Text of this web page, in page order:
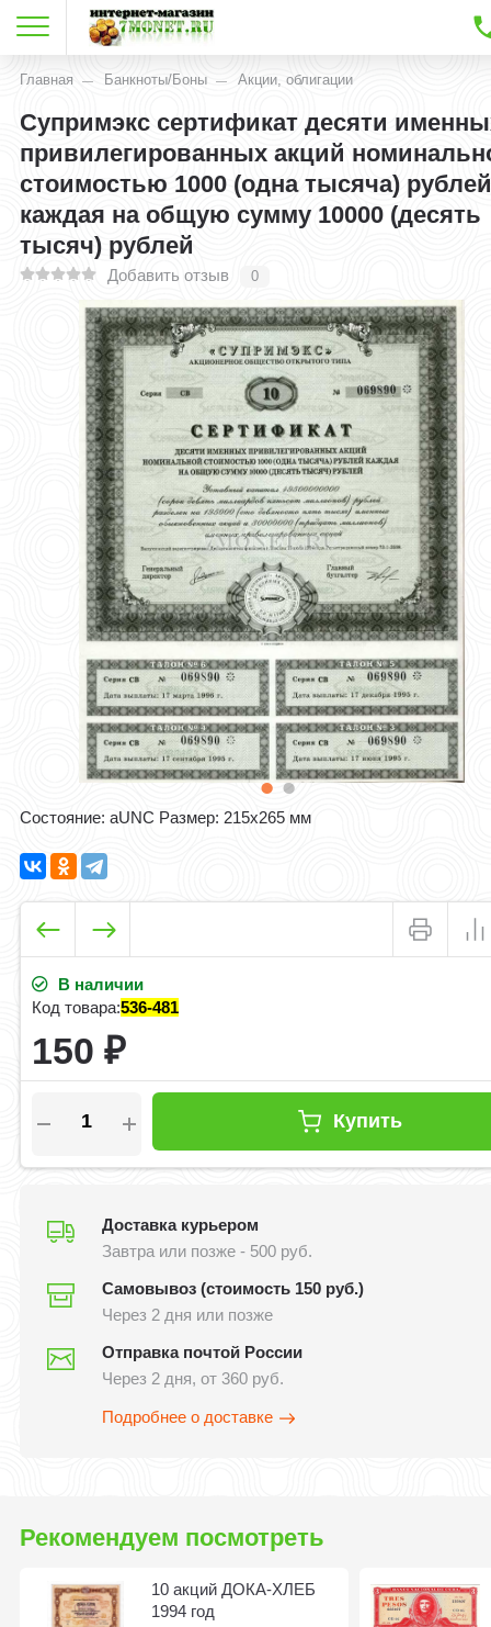
Главная Банкноты/Боны Акции, облигации
Супримэкс сертификат десяти
привилегированных акций
стоимостью 1000 (одна тысяча)
каждая на общую сумму 10000 (десять
тысяч) рублей
Добавить отзыв 0
Состояние: aUNC Размер: 215х265 мм
В наличии
Код товара:536-481
150₽
Купить
Доставка курьером
Завтра или позже - 500 руб.
Самовывоз (стоимость 150 руб.)
Через 2 дня или позже
Отправка почтой России
Через 2 дня, от 360 руб.
Подробнее о доставке
Рекомендуем посмотреть
10 акций ДОКА-ХЛЕБ
1994 год